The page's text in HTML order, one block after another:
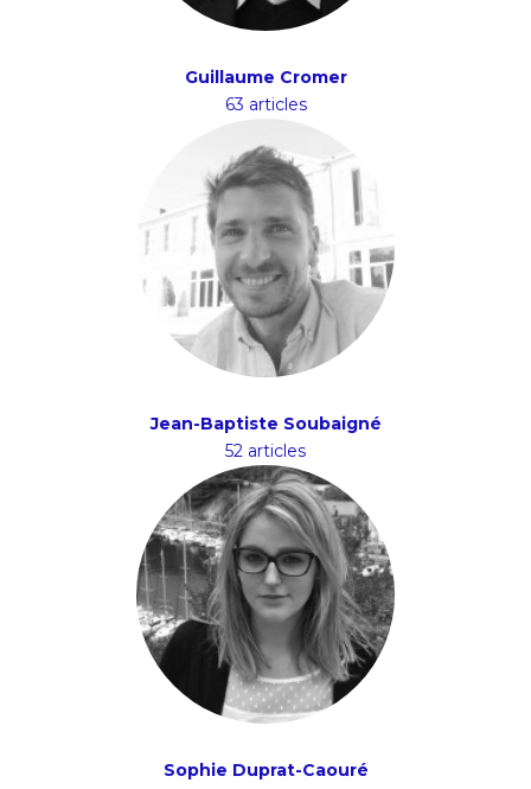
Guillaume Cromer
63 articles
Jean-Baptiste Soubaigné
52 articles
Sophie Duprat-Caouré